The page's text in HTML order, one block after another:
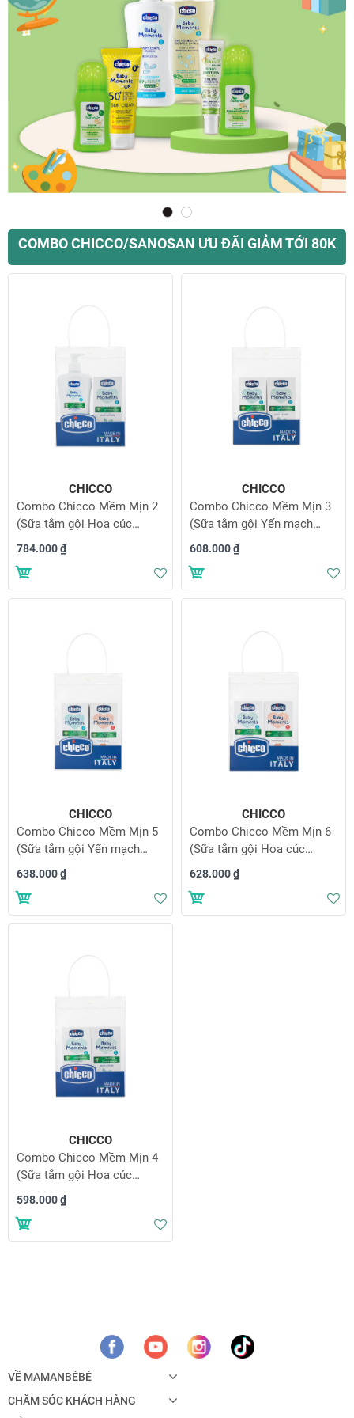
COMBO CHICCO/SANOSAN ƯU ĐÃI GIẢM TỚI 80K
CHICCO
Combo Chicco Mềm Mịn 2
(Sữa tắm gội Hoa cúc
500ml & Sữa dưỡng ẩm
Hạnh nhân 200ml)
784.000 ₫
Thêm vào danh sách yêu thích
CHICCO
Combo Chicco Mềm Mịn 3
(Sữa tắm gội Yến mạch
200ml & Sữa dưỡng ẩm
Hạnh nhân 200ml)
608.000 ₫
CHICCO
Combo Chicco Mềm Mịn 5
(Sữa tắm gội Yến mạch
200ml & Dầu mát-xa Hạt
bông 200ml)
638.000 ₫
Thêm vào danh sách yêu thích
CHICCO
Combo Chicco Mềm Mịn 6
(Sữa tắm gội Hoa cúc
200ml & Dầu mát-xa Hạt
bông 200ml)
628.000 ₫
CHICCO
Combo Chicco Mềm Mịn 4
(Sữa tắm gội Hoa cúc
200ml & Sữa dưỡng ẩm
Hạnh nhân 200ml)
598.000 ₫
Thêm vào danh sách yêu thích
VỀ MAMANBÉBÉ
CHĂM SÓC KHÁCH HÀNG